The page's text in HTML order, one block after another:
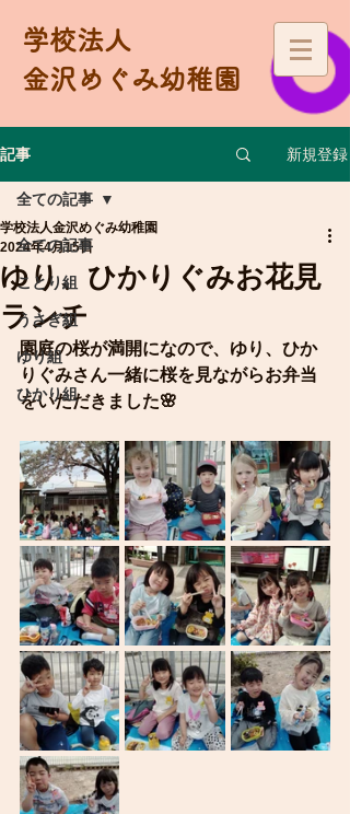
学校法人
金沢めぐみ幼稚園
記事 新規登録
全ての記事
ことり組
うさぎ組
ゆり組
ひかり組
全ての記事
ゆり、ひかりぐみお花見
ランチ
学校法人金沢めぐみ幼稚園
2024年4月15日
園庭の桜が満開になので、ゆり、ひか
りぐみさん一緒に桜を見ながらお弁当
をいただきました🌸